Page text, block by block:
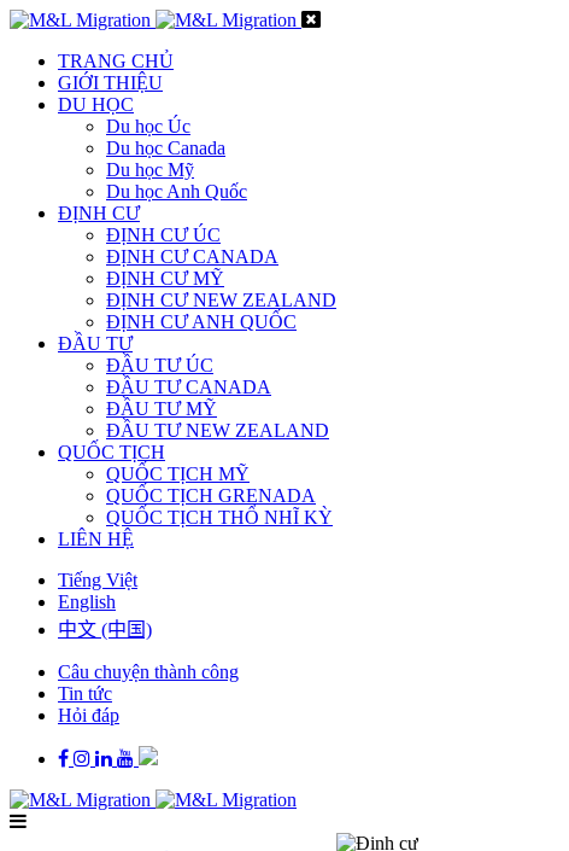
TRANG CHỦ
GIỚI THIỆU
DU HỌC
Du học Úc
Du học Canada
Du học Mỹ
Du học Anh Quốc
ĐỊNH CƯ
ĐỊNH CƯ ÚC
ĐỊNH CƯ CANADA
ĐỊNH CƯ MỸ
ĐỊNH CƯ NEW ZEALAND
ĐỊNH CƯ ANH QUỐC
ĐẦU TƯ
ĐẦU TƯ ÚC
ĐẦU TƯ CANADA
ĐẦU TƯ MỸ
ĐẦU TƯ NEW ZEALAND
QUỐC TỊCH
QUỐC TỊCH MỸ
QUỐC TỊCH GRENADA
QUỐC TỊCH THỔ NHĨ KỲ
LIÊN HỆ
Tiếng Việt
English
中文 (中国)
Câu chuyện thành công
Tin tức
Hỏi đáp